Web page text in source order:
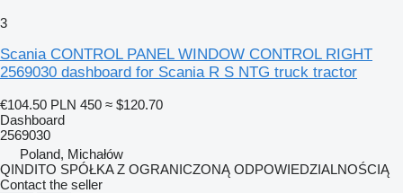
3
Scania CONTROL PANEL WINDOW CONTROL RIGHT
2569030 dashboard for Scania R S NTG truck tractor
€104.50 PLN 450 ≈ $120.70
Dashboard
2569030
Poland, Michałów
QINDITO SPÓŁKA Z OGRANICZONĄ ODPOWIEDZIALNOŚCIĄ
Contact the seller